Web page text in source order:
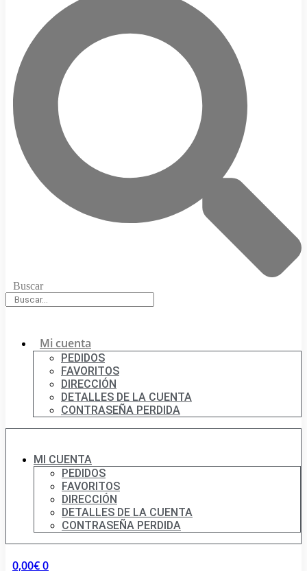
Buscar
Mi cuenta
PEDIDOS
FAVORITOS
DIRECCIÓN
DETALLES DE LA CUENTA
CONTRASEÑA PERDIDA
MI CUENTA
PEDIDOS
FAVORITOS
DIRECCIÓN
DETALLES DE LA CUENTA
CONTRASEÑA PERDIDA
0,00€0